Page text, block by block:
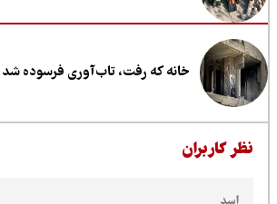
خانه که رفت، تاب‌آوری فرسوده شد
کاربران